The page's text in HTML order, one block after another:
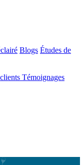
Blogs Études de
Témoignages